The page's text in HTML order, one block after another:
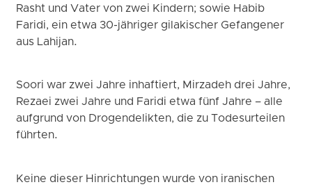
Rasht und Vater von zwei Kindern; sowie Habib
Faridi, ein etwa 30-jähriger gilakischer Gefangener
aus Lahijan.
Soori war zwei Jahre inhaftiert, Mirzadeh drei Jahre,
Rezaei zwei Jahre und Faridi etwa fünf Jahre – alle
aufgrund von Drogendelikten, die zu Todesurteilen
führten.
Keine dieser Hinrichtungen wurde von iranischen